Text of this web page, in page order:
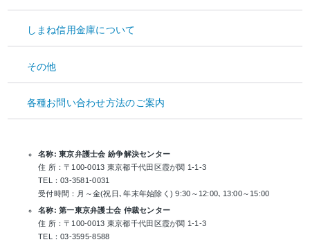
資金運用
資金調達
経営サポート
しまね信用金庫について
その他
各種お問い合わせ方法のご案内
名称: 全国しんきん相談所（一般社団法人全国信用金庫協会）
住 所：〒103-0028 東京都中央区八重洲 1-3-7
受付時間：月～金(祝日、12月 31日～1月 3日を除く) 9:00～17:00
受付媒体：電話、手紙、面談
東京弁護士会、第一東京弁護士会、第二東京弁護士会（以下「東京三弁護士
名称: 東京弁護士会 紛争解決センター
住 所：〒100-0013 東京都千代田区霞が関 1-1-3
TEL：03-3581-0031
受付時間：月～金(祝日､年末年始除く) 9:30～12:00､13:00～15:00
名称: 第一東京弁護士会 仲裁センター
住 所：〒100-0013 東京都千代田区霞が関 1-1-3
TEL：03-3595-8588